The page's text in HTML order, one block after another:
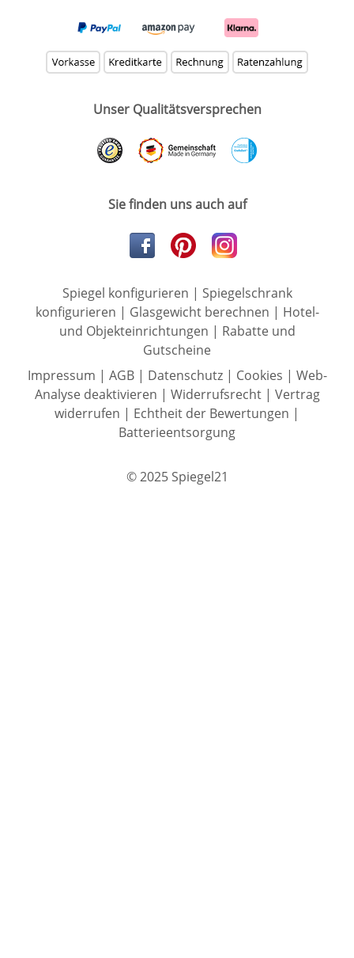
Unser Qualitätsversprechen
Sie finden uns auch auf
Spiegel konfigurieren | Spiegelschrank
konfigurieren | Glasgewicht berechnen | Hotel-
und Objekteinrichtungen | Rabatte und
Gutscheine
Impressum | AGB| Datenschutz| Cookies | Web-
Analyse deaktivieren | Widerrufsrecht| Vertrag
widerrufen | Echtheit der Bewertungen |
Batterieentsorgung
© 2025 Spiegel21